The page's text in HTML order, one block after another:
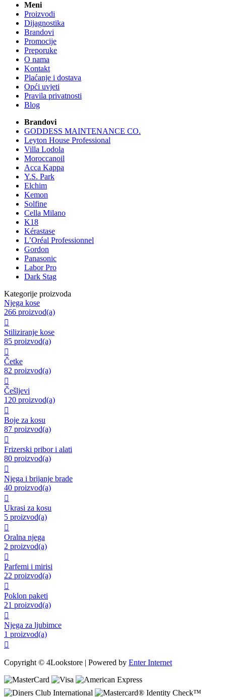
Meni
Proizvodi
Dijagnostika
Brandovi
Promocije
Preporuke
O nama
Kontakt
Plaćanje i dostava
Opći uvjeti
Pravila privatnosti
Blog
Brandovi
GODDESS MAINTENANCE CO.
Leyton House Professional
Villa Lodola
Moroccanoil
Acca Kappa
Y.S. Park
Elchim
Kemon
Solfine
Cella Milano
K18
Kérastase
L’Oréal Professionnel
Gordon
Panasonic
Labor Pro
Dark Stag
Kategorije proizvoda
Njega kose
266 proizvod(a)

Stiliziranje kose
85 proizvod(a)

Četke
82 proizvod(a)

Češljevi
120 proizvod(a)

Boje za kosu
87 proizvod(a)

Frizerski pribor i alati
80 proizvod(a)

Njega i brijanje brade
40 proizvod(a)

Ukrasi za kosu
5 proizvod(a)

Oralna njega
2 proizvod(a)

Parfemi i mirisi
22 proizvod(a)

Poklon paketi
21 proizvod(a)

Njega za ljubimce
1 proizvod(a)

Copyright © 4Lookstore | Powered by Enter Internet